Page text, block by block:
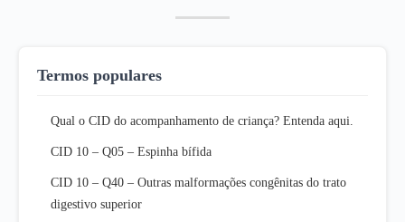
Termos populares
Qual o CID do acompanhamento de criança? Entenda aqui.
CID 10 – Q05 – Espinha bífida
CID 10 – Q40 – Outras malformações congênitas do trato
digestivo superior